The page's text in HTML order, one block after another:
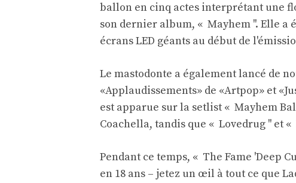
ballon en cinq actes interprétant une
son dernier album, « Mayhem ''. Elle a
écrans LED géants au début de
Le mastodonte a également lancé de
«Applaudissements» de «Artpop» et
est apparue sur la setlist « Mayhem
Coachella, tandis que « Lovedrug '' et
Pendant ce temps, « The Fame 'Deep
en 18 ans – jetez un œil à tout ce que